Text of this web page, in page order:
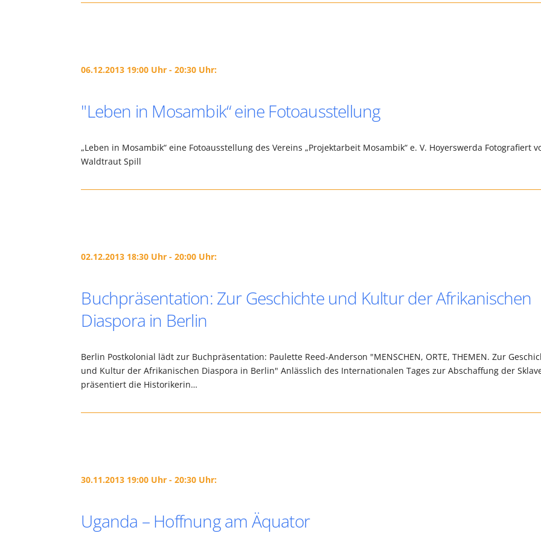
06.12.2013 19:00 Uhr - 20:30 Uhr:
"Leben in Mosambik“ eine Fotoausstellung
„Leben in Mosambik“ eine Fotoausstellung des Vereins „Projektarbeit Mosambik“ e. V. Hoyerswerda Fotografiert
Waldtraut Spill
02.12.2013 18:30 Uhr - 20:00 Uhr:
Buchpräsentation: Zur Geschichte und Kultur der Afrikanischen
Diaspora in Berlin
Berlin Postkolonial lädt zur Buchpräsentation: Paulette Reed-Anderson "MENSCHEN, ORTE, THEMEN. Zur
und Kultur der Afrikanischen Diaspora in Berlin" Anlässlich des Internationalen Tages zur Abschaffung der
präsentiert die Historikerin…
30.11.2013 19:00 Uhr - 20:30 Uhr:
Uganda – Hoffnung am Äquator